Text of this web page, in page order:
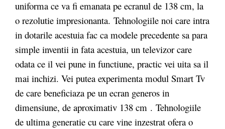
uniforma ce va fi emanata pe ecranul de 138 cm, la
o rezolutie impresionanta. Tehnologiile noi care intra
in dotarile acestuia fac ca modele precedente sa para
simple inventii in fata acestuia, un televizor care
odata ce il vei pune in functiune, practic vei uita sa il
mai inchizi. Vei putea experimenta modul Smart Tv
de care beneficiaza pe un ecran generos in
dimensiune, de aproximativ 138 cm . Tehnologiile
de ultima generatie cu care vine inzestrat ofera o